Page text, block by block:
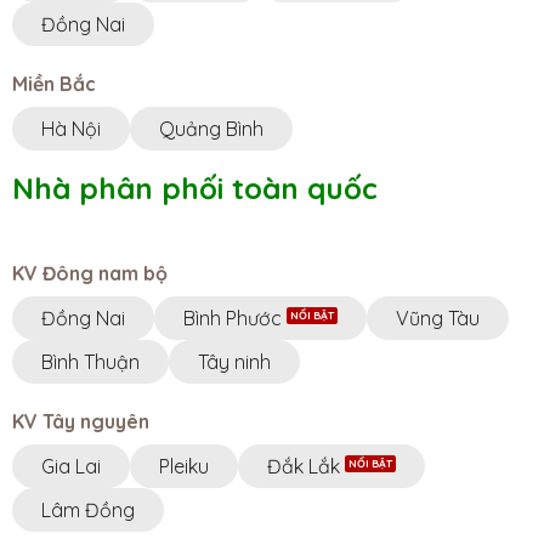
Đồng Nai
Miền Bắc
Hà Nội
Quảng Bình
Nhà phân phối toàn quốc
KV Đông nam bộ
Đồng Nai
Bình Phước
Vũng Tàu
Bình Thuận
Tây ninh
KV Tây nguyên
Gia Lai
Pleiku
Đắk Lắk
Lâm Đồng